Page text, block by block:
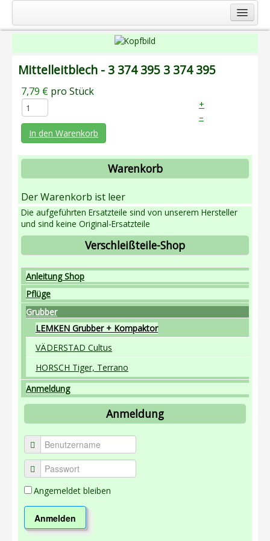
Startseite
Service
Firma
Produkte
Landmaschinen
Gartentechnik
Kommunaltechnik
Berufsbekleidung
Kontakt
Anfahrt
Shop
Anleitung Shop
Pflüge
Grubber
Anmeldung
Datenschutz
Mittelleitblech - 3 374 395 3 374 395
7,79 € pro Stück
+
–
In den Warenkorb
Warenkorb
Der Warenkorb ist leer
Die aufgeführten Ersatzteile sind von unserem Hersteller
und sind keine Original-Ersatzteile
Verschleißteile-Shop
Anleitung Shop
Pflüge
Grubber
LEMKEN Grubber + Kompaktor
VÄDERSTAD Cultus
HORSCH Tiger, Terrano
Anmeldung
Anmeldung
Angemeldet bleiben
Anmelden